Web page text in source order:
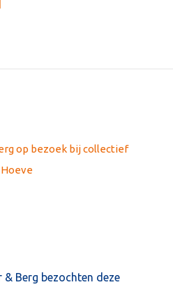
op bezoek bij collectief
Hoeve
& Berg bezochten deze